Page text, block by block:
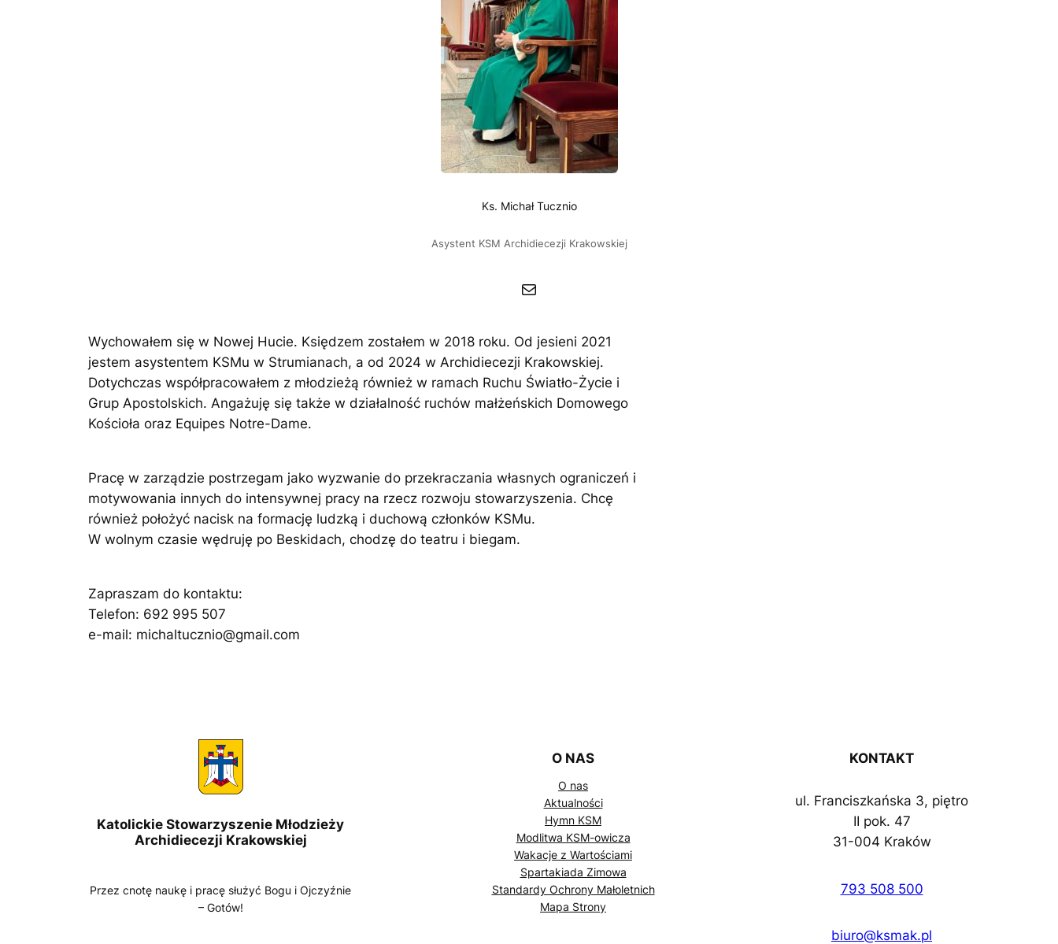
Ks. Michał Tucznio
Asystent KSM Archidiecezji Krakowskiej
Mail
Wychowałem się w Nowej Hucie. Księdzem zostałem w 2018 roku. Od jesieni 2021
jestem asystentem KSMu w Strumianach, a od 2024 w Archidiecezji Krakowskiej.
Dotychczas współpracowałem z młodzieżą również w ramach Ruchu Światło-Życie i
Grup Apostolskich. Angażuję się także w działalność ruchów małżeńskich Domowego
Kościoła oraz Equipes Notre-Dame.
Pracę w zarządzie postrzegam jako wyzwanie do przekraczania własnych ograniczeń i
motywowania innych do intensywnej pracy na rzecz rozwoju stowarzyszenia. Chcę
również położyć nacisk na formację ludzką i duchową członków KSMu.
W wolnym czasie wędruję po Beskidach, chodzę do teatru i biegam.
Zapraszam do kontaktu:
Telefon: 692 995 507
e-mail: michaltucznio@gmail.com
Katolickie Stowarzyszenie Młodzieży
Archidiecezji Krakowskiej
Przez cnotę naukę i pracę służyć Bogu i Ojczyźnie
– Gotów!
O NAS
O nas
Aktualności
Hymn KSM
Modlitwa KSM-owicza
Wakacje z Wartościami
Spartakiada Zimowa
Standardy Ochrony Małoletnich
Mapa Strony
KONTAKT
ul. Franciszkańska 3, piętro
II pok. 47
31-004 Kraków
793 508 500
biuro@ksmak.pl